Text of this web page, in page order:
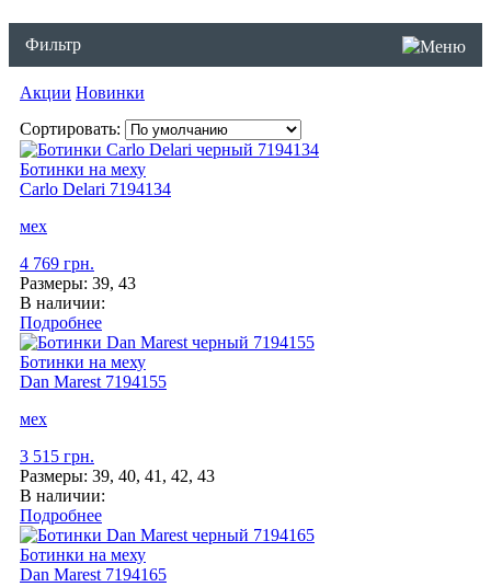
Фильтр
Акции Новинки
Сортировать:
Ботинки на меху
Carlo Delari 7194134
мех
4 769 грн.
Размеры: 39, 43
В наличии:
Подробнее
Ботинки на меху
Dan Marest 7194155
мех
3 515 грн.
Размеры: 39, 40, 41, 42, 43
В наличии:
Подробнее
Ботинки на меху
Dan Marest 7194165